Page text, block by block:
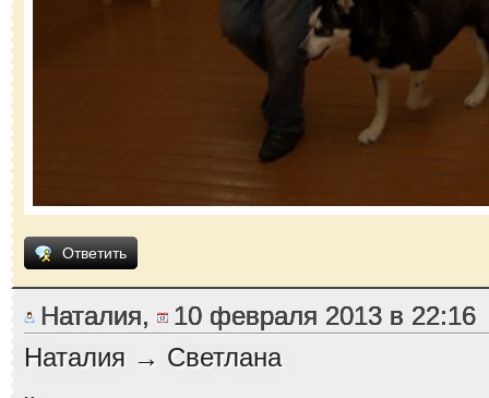
Ответить
Наталия,
10 февраля 2013 в 22:16
Наталия → Светлана